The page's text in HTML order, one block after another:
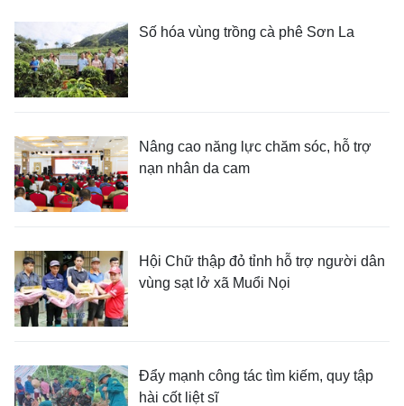
Số hóa vùng trồng cà phê Sơn La
Nâng cao năng lực chăm sóc, hỗ trợ
nạn nhân da cam
Hội Chữ thập đỏ tỉnh hỗ trợ người dân
vùng sạt lở xã Muổi Nọi
Đẩy mạnh công tác tìm kiếm, quy tập
hài cốt liệt sĩ